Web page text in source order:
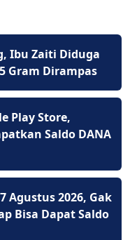
Ibu Zaiti Diduga
Gram Dirampas
Play Store,
Saldo DANA
Agustus 2026, Gak
Bisa Dapat Saldo